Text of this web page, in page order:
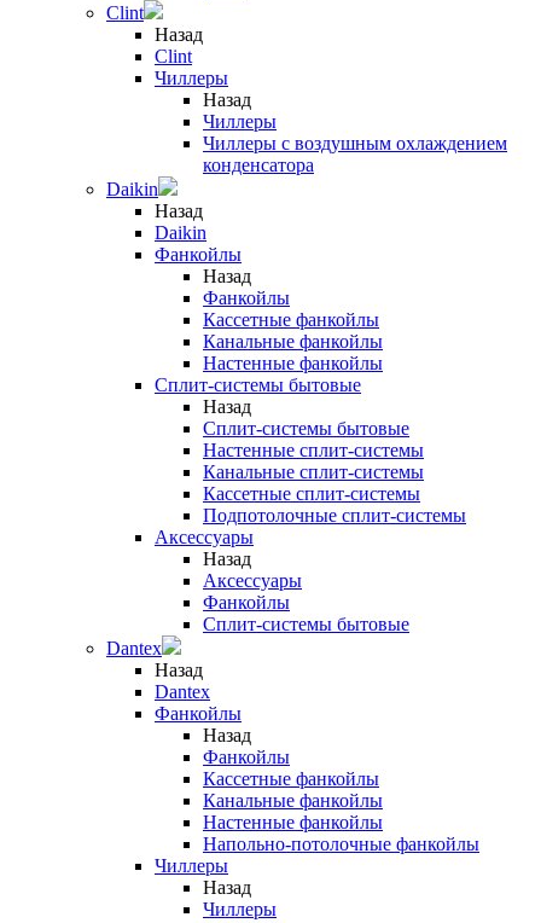
Clint
Назад
Clint
Чиллеры
Назад
Чиллеры
Чиллеры с воздушным охлаждением
конденсатора
Daikin
Назад
Daikin
Фанкойлы
Назад
Фанкойлы
Кассетные фанкойлы
Канальные фанкойлы
Настенные фанкойлы
Сплит-системы бытовые
Назад
Сплит-системы бытовые
Настенные сплит-системы
Канальные сплит-системы
Кассетные сплит-системы
Подпотолочные сплит-системы
Аксессуары
Назад
Аксессуары
Фанкойлы
Сплит-системы бытовые
Dantex
Назад
Dantex
Фанкойлы
Назад
Фанкойлы
Кассетные фанкойлы
Канальные фанкойлы
Настенные фанкойлы
Напольно-потолочные фанкойлы
Чиллеры
Назад
Чиллеры